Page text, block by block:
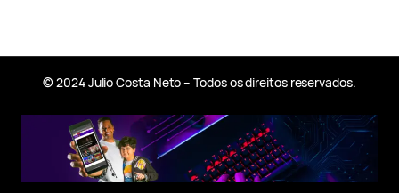
© 2024 Julio Costa Neto – Todos os direitos reservados.